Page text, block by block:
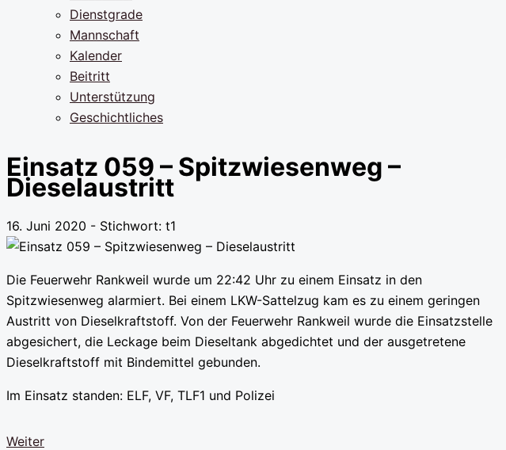
Dienstgrade
Mannschaft
Kalender
Beitritt
Unterstützung
Geschichtliches
Einsatz 059 – Spitzwiesenweg –
Dieselaustritt
16. Juni 2020 - Stichwort: t1
Die Feuerwehr Rankweil wurde um 22:42 Uhr zu einem Einsatz in den
Spitzwiesenweg alarmiert. Bei einem LKW-Sattelzug kam es zu einem geringen
Austritt von Dieselkraftstoff. Von der Feuerwehr Rankweil wurde die Einsatzstelle
abgesichert, die Leckage beim Dieseltank abgedichtet und der ausgetretene
Dieselkraftstoff mit Bindemittel gebunden.
Im Einsatz standen: ELF, VF, TLF1 und Polizei
Weiter